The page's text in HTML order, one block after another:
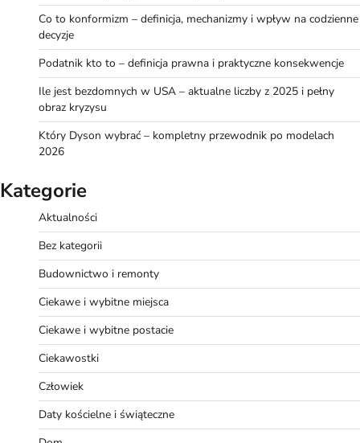
Co to konformizm – definicja, mechanizmy i wpływ na codzienne
decyzje
Podatnik kto to – definicja prawna i praktyczne konsekwencje
Ile jest bezdomnych w USA – aktualne liczby z 2025 i pełny
obraz kryzysu
Który Dyson wybrać – kompletny przewodnik po modelach
2026
Kategorie
Aktualności
Bez kategorii
Budownictwo i remonty
Ciekawe i wybitne miejsca
Ciekawe i wybitne postacie
Ciekawostki
Człowiek
Daty kościelne i świąteczne